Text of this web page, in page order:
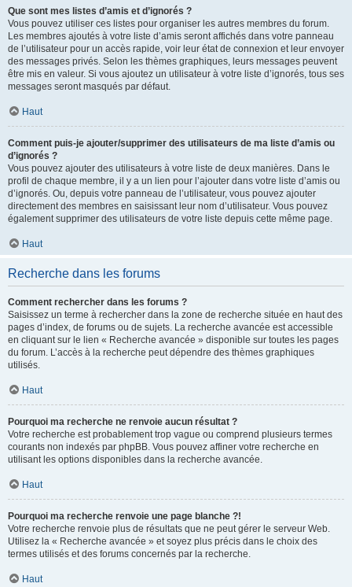
Que sont mes listes d’amis et d’ignorés ?
Vous pouvez utiliser ces listes pour organiser les autres membres du forum.
Les membres ajoutés à votre liste d’amis seront affichés dans votre panneau
de l’utilisateur pour un accès rapide, voir leur état de connexion et leur envoyer
des messages privés. Selon les thèmes graphiques, leurs messages peuvent
être mis en valeur. Si vous ajoutez un utilisateur à votre liste d’ignorés, tous ses
messages seront masqués par défaut.
Haut
Comment puis-je ajouter/supprimer des utilisateurs de ma liste d’amis ou
d’ignorés ?
Vous pouvez ajouter des utilisateurs à votre liste de deux manières. Dans le
profil de chaque membre, il y a un lien pour l’ajouter dans votre liste d’amis ou
d’ignorés. Ou, depuis votre panneau de l’utilisateur, vous pouvez ajouter
directement des membres en saisissant leur nom d’utilisateur. Vous pouvez
également supprimer des utilisateurs de votre liste depuis cette même page.
Haut
Recherche dans les forums
Comment rechercher dans les forums ?
Saisissez un terme à rechercher dans la zone de recherche située en haut des
pages d’index, de forums ou de sujets. La recherche avancée est accessible
en cliquant sur le lien « Recherche avancée » disponible sur toutes les pages
du forum. L’accès à la recherche peut dépendre des thèmes graphiques
utilisés.
Haut
Pourquoi ma recherche ne renvoie aucun résultat ?
Votre recherche est probablement trop vague ou comprend plusieurs termes
courants non indexés par phpBB. Vous pouvez affiner votre recherche en
utilisant les options disponibles dans la recherche avancée.
Haut
Pourquoi ma recherche renvoie une page blanche ?!
Votre recherche renvoie plus de résultats que ne peut gérer le serveur Web.
Utilisez la « Recherche avancée » et soyez plus précis dans le choix des
termes utilisés et des forums concernés par la recherche.
Haut